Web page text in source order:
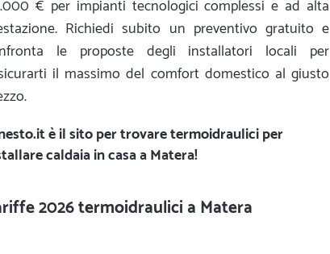
€ per impianti tecnologici complessi e ad alta
Richiedi subito un preventivo gratuito e
le proposte degli installatori locali per
il massimo del comfort domestico al giusto
è il sito per trovare termoidraulici per
caldaia in casa a Matera!
2026 termoidraulici a Matera